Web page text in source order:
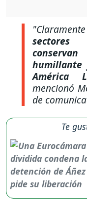
humillante
América
mencionó
de
Te